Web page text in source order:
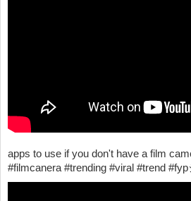
apps to use if you don't have a film
#filmcanera #trending #viral #trend #fyp